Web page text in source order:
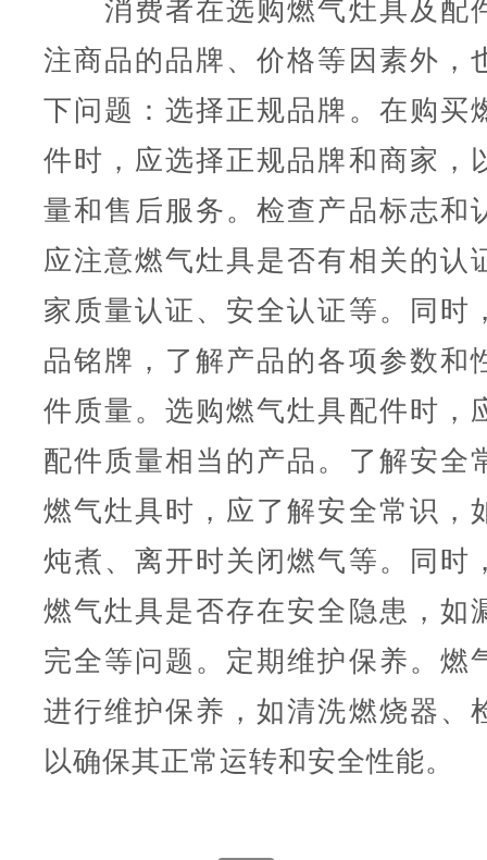
消费者在选购燃气灶具及配
注商品的品牌、价格等因素外，
下问题：选择正规品牌。在购买
件时，应选择正规品牌和商家，
量和售后服务。检查产品标志和
应注意燃气灶具是否有相关的认
家质量认证、安全认证等。同时
品铭牌，了解产品的各项参数和
件质量。选购燃气灶具配件时，
配件质量相当的产品。了解安全
燃气灶具时，应了解安全常识，
炖煮、离开时关闭燃气等。同时
燃气灶具是否存在安全隐患，如
完全等问题。定期维护保养。燃
进行维护保养，如清洗燃烧器、
以确保其正常运转和安全性能。